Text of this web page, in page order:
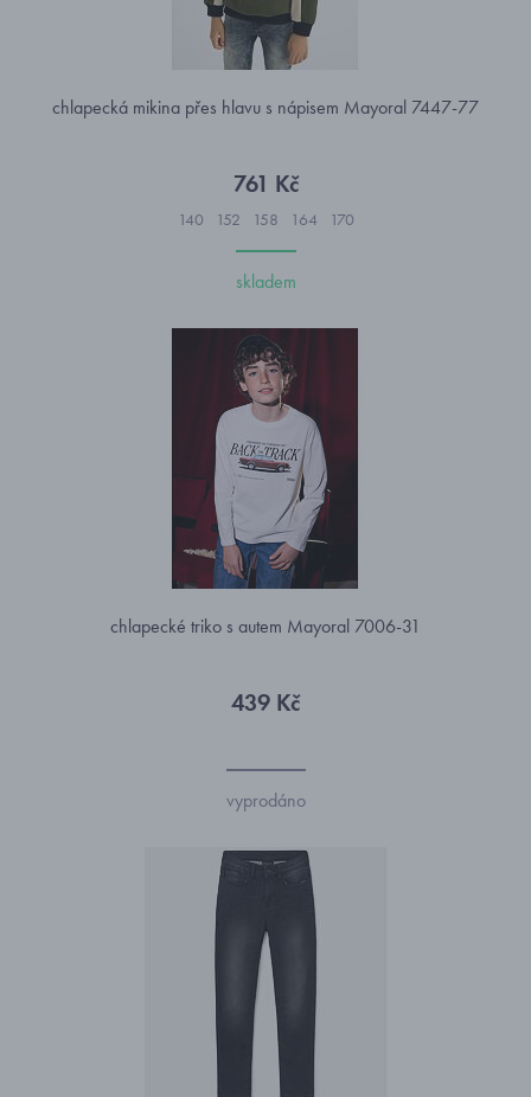
chlapecká mikina přes hlavu s nápisem Mayoral 7447-77
761 Kč
140 152 158 164 170
skladem
chlapecké triko s autem Mayoral 7006-31
439 Kč
vyprodáno